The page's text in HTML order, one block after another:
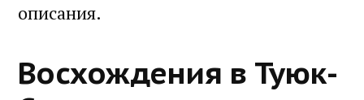
описания.
Восхождения в Туюк-